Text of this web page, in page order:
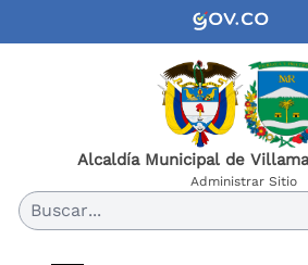
Alcaldía Municipal de
Administrar Sitio
Buscar...